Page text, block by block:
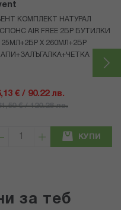
КОМПЛЕКТ НАТУРАЛ
AIR FREE 2БР БУТИЛКИ
Х 260МЛ+2БР
€ / 90.22 лв.
€ / 120.28 лв.
КУПИ
за теб